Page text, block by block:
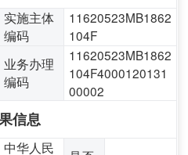
实施主体
编码
11620523MB1862
104F
业务办理
编码
11620523MB1862
104F4000120131
00002
信息
中华人民